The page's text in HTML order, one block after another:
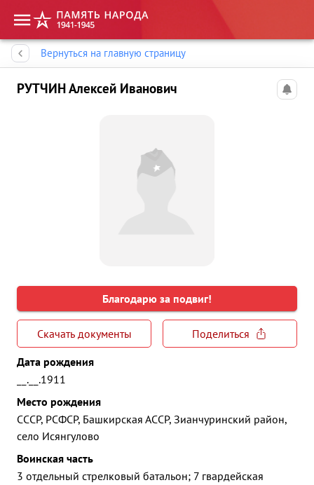
Вернуться на главную страницу
РУТЧИН Алексей Иванович
Благодарю за подвиг!
Скачать документы
Поделиться
Дата рождения
__.__.1911
Место рождения
СССР, РСФСР, Башкирская АССР, Зианчуринский район,
село Исянгулово
Воинская часть
3 отдельный стрелковый батальон; 7 гвардейская
Память народа